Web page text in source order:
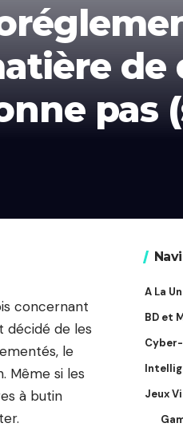
pas
concernant
décidé de les
le
Même si les
à butin
A La
BD et
Jeux